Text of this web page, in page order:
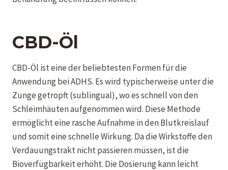
CBD-Öl
CBD-Öl ist eine der beliebtesten Formen für die
Anwendung bei ADHS. Es wird typischerweise unter die
Zunge getropft (sublingual), wo es schnell von den
Schleimhäuten aufgenommen wird. Diese Methode
ermöglicht eine rasche Aufnahme in den Blutkreislauf
und somit eine schnelle Wirkung. Da die Wirkstoffe den
Verdauungstrakt nicht passieren müssen, ist die
Bioverfügbarkeit erhöht. Die Dosierung kann leicht